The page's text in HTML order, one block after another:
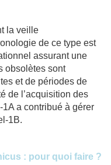
la veille
de ce type est
assurant une
obsolètes sont
et de périodes de
de l’acquisition des
a contribué à gérer
1B.
: pour quoi faire ?